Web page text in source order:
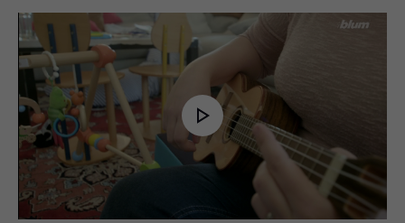
Play
Video